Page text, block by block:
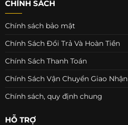
CHÍNH SÁCH
Chính sách bảo mật
Chính Sách Đổi Trả Và Hoàn Tiền
Chính Sách Thanh Toán
Chính Sách Vận Chuyển Giao Nhận
Chính sách, quy định chung
HỖ TRỢ